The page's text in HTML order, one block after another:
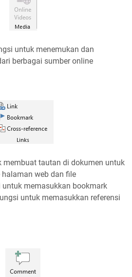
untuk menemukan dan
berbagai sumber online
membuat tautan di dokumen untuk
halaman web dan file
untuk memasukkan bookmark
untuk memasukkan referensi